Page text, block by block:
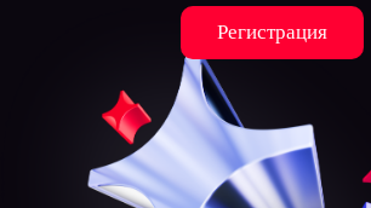
Регистрация